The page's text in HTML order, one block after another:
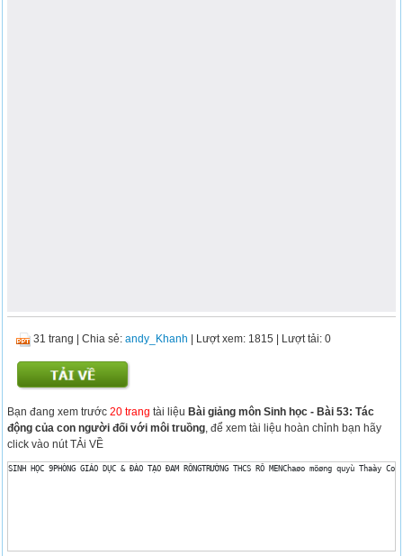
31 trang |Chia sẻ:andy_Khanh | Lượt xem: 1815 | Lượt tải: 0
Bạn đang xem trước20 trang tài liệuBài giảng môn Sinh học - Bài 53: Tác
động của con người đối với môi truồng , để xem tài liệu hoàn chỉnh bạn hãy
click vào nút TẢi VỀ
SINH HỌC 9PHÒNG GIÁO DỤC & ĐÀO TẠO ĐAM RÔNGTRƯỜNG THCS RÔ MENChaøo